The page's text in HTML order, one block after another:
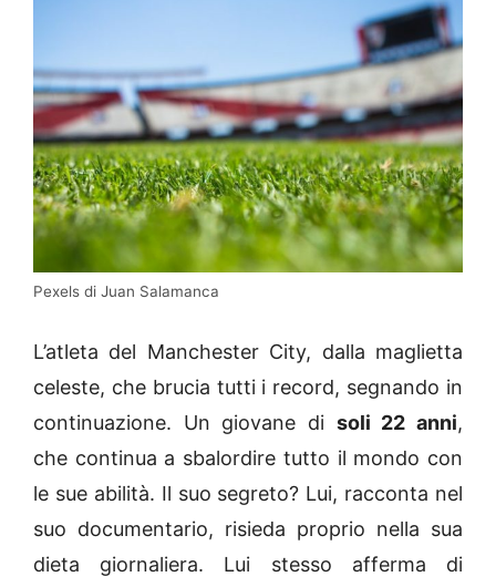
Pexels di Juan Salamanca
L’atleta del Manchester City, dalla maglietta
celeste, che brucia tutti i record, segnando in
continuazione. Un giovane di soli 22 anni,
che continua a sbalordire tutto il mondo con
le sue abilità. Il suo segreto? Lui, racconta nel
suo documentario, risieda proprio nella sua
dieta giornaliera. Lui stesso afferma di